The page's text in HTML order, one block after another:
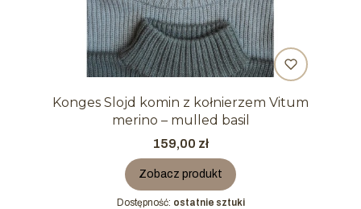
Konges Slojd komin z kołnierzem Vitum
merino – mulled basil
Cena
159,00 zł
Zobacz produkt
Dostępność: ostatnie sztuki